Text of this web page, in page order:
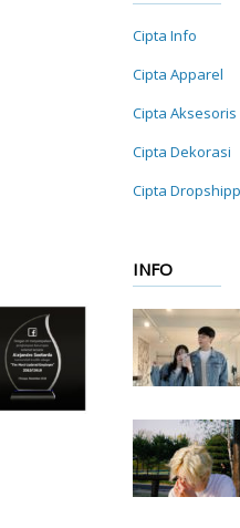
Cipta Info
Cipta Apparel
Cipta Aksesoris
Cipta Dekorasi
Cipta
INFO